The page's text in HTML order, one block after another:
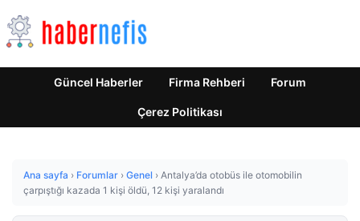
Güncel Haberler Firma Rehberi Forum
Çerez Politikası
Ana sayfa › Forumlar › Genel › Antalya’da otobüs ile otomobilin
çarpıştığı kazada 1 kişi öldü, 12 kişi yaralandı